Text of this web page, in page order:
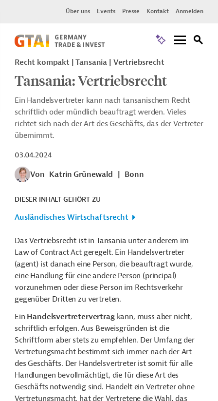
Über uns Events Presse Kontakt Anmelden
Recht kompakt | Tansania | Vertriebsrecht
Tansania: Vertriebsrecht
Ein Handelsvertreter kann nach tansanischem Recht
schriftlich oder mündlich beauftragt werden. Vieles
richtet sich nach der Art des Geschäfts, das der Vertreter
übernimmt.
03.04.2024
Von Katrin Grünewald Bonn
DIESER INHALT GEHÖRT ZU
Ausländisches Wirtschaftsrecht
Das Vertriebsrecht ist in Tansania unter anderem im
Law of Contract Act geregelt. Ein Handelsvertreter
(agent) ist danach eine Person, die beauftragt wurde,
eine Handlung für eine andere Person (principal)
vorzunehmen oder diese Person im Rechtsverkehr
gegenüber Dritten zu vertreten.
Ein Handelsvertretervertrag kann, muss aber nicht,
schriftlich erfolgen. Aus Beweisgründen ist die
Schriftform aber stets zu empfehlen. Der Umfang der
Vertretungsmacht bestimmt sich immer nach der Art
des Geschäfts. Der Handelsvertreter ist somit für alle
Handlungen bevollmächtigt, die für diese Art des
Geschäfts notwendig sind. Handelt ein Vertreter ohne
Vertretungsmacht, hat der Vertretene die Wahl, das